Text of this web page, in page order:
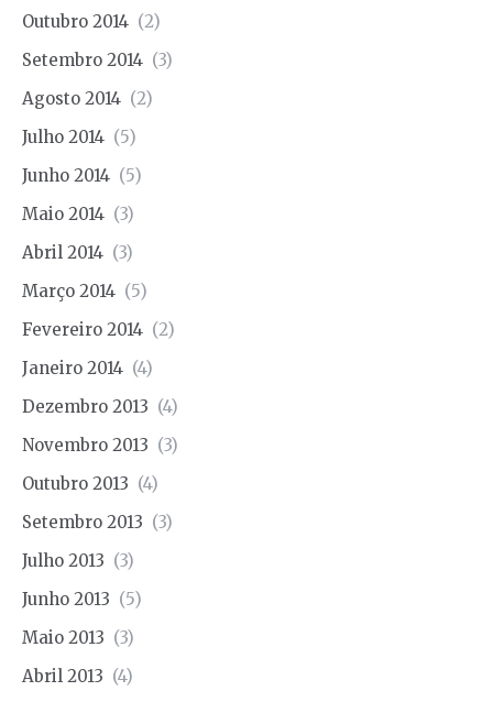
Outubro 2014 (2)
Setembro 2014 (3)
Agosto 2014 (2)
Julho 2014 (5)
Junho 2014 (5)
Maio 2014 (3)
Abril 2014 (3)
Março 2014 (5)
Fevereiro 2014 (2)
Janeiro 2014 (4)
Dezembro 2013 (4)
Novembro 2013 (3)
Outubro 2013 (4)
Setembro 2013 (3)
Julho 2013 (3)
Junho 2013 (5)
Maio 2013 (3)
Abril 2013 (4)